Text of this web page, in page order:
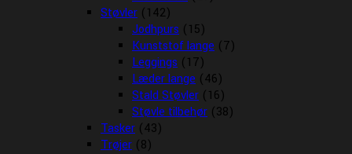
Støvler (142)
Jodhpurs (15)
Kunststof lange (7)
Leggings (17)
Læder lange (46)
Stald Støvler (16)
Støvle tilbehør (38)
Tasker (43)
Trøjer (8)